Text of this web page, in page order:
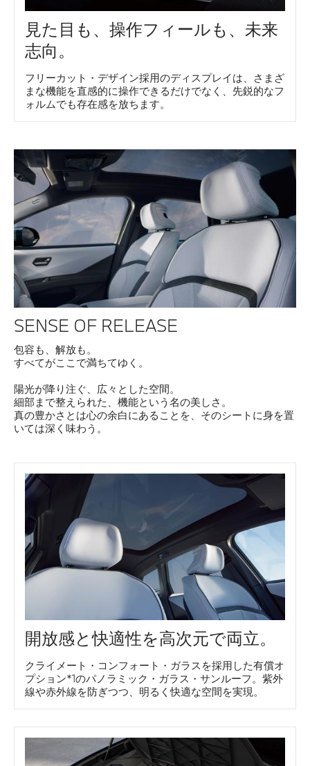
見た目も、操作フィールも、未来
志向。
フリーカット・デザイン採用のディスプレイは、さまざ
まな機能を直感的に操作できるだけでなく、先鋭的なフ
ォルムでも存在感を放ちます。
SENSE OF RELEASE
包容も、解放も。
すべてがここで満ちてゆく。
陽光が降り注ぐ、広々とした空間。
細部まで整えられた、機能という名の美しさ。
真の豊かさとは心の余白にあることを、そのシートに身を置
いては深く味わう。
開放感と快適性を高次元で両立。
クライメート・コンフォート・ガラスを採用した有償オ
プション*1のパノラミック・ガラス・サンルーフ。紫外
線や赤外線を防ぎつつ、明るく快適な空間を実現。